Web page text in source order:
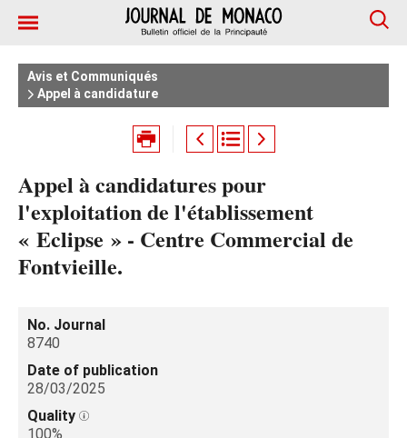
Avis et Communiqués
Appel à candidature
Appel à candidatures pour
l'exploitation de l'établissement
« Eclipse » - Centre Commercial de
Fontvieille.
No. Journal
8740
Date of publication
28/03/2025
Quality
100%